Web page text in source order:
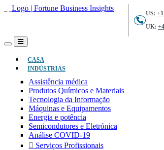
US:
UK:
CASA
INDÚSTRIAS
Assistência médica
Produtos Químicos e Materiais
Tecnologia da Informação
Máquinas e Equipamentos
Energia e potência
Semicondutores e Eletrónica
Análise COVID-19
Serviços Profissionais